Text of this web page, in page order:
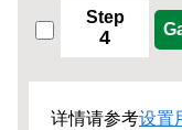
Step
4
详情请参考设置